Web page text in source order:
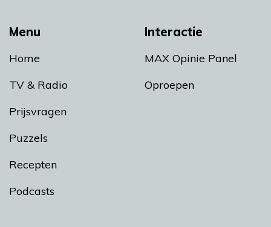
Menu
Home
TV & Radio
Prijsvragen
Puzzels
Recepten
Podcasts
Interactie
MAX Opinie Panel
Oproepen